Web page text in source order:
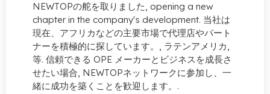
NEWTOPの舵を取りました, opening a new
chapter in the company's development. 当社は
現在、アフリカなどの主要市場で代理店やパート
ナーを積極的に探しています。, ラテンアメリカ,
等. 信頼できる OPE メーカーとビジネスを成長さ
せたい場合, NEWTOPネットワークに参加し、一
緒に成功を築くことを歓迎します。.